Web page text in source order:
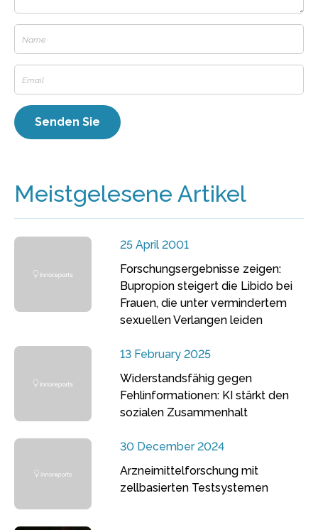
Meistgelesene Artikel
25 April 2001
Forschungsergebnisse zeigen:
Bupropion steigert die Libido bei
Frauen, die unter vermindertem
sexuellen Verlangen leiden
13 February 2025
Widerstandsfähig gegen
Fehlinformationen: KI stärkt den
sozialen Zusammenhalt
30 December 2024
Arzneimittelforschung mit
zellbasierten Testsystemen